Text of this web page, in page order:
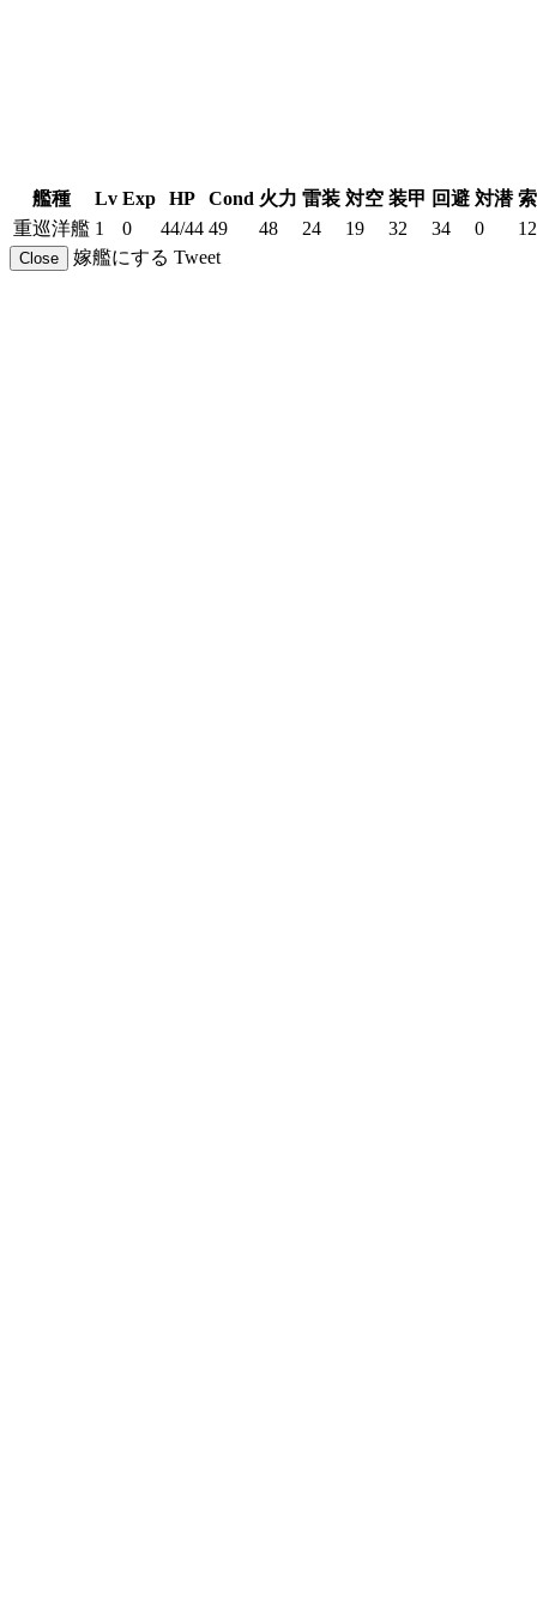
艦種 Lv Exp HP Cond 火力 雷装 対空 装甲 回避 対潜
重巡洋艦 1 0 44/44 49 48 24 19 32 34 0 12
Close 嫁艦にする Tweet